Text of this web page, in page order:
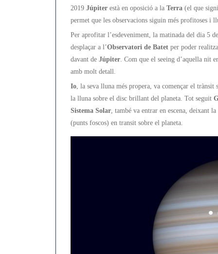
2019 Júpiter està en oposició a la Terra (el que
permet que les observacions siguin més profitoses i
Per aprofitar l’esdeveniment, la matinada del dia 5
desplaçar a l’Observatori de Batet per poder
davant de Júpiter. Com que el seeing d’aquella nit
amb molt detall.
Io, la seva lluna més propera, va començar el
la lluna sobre el disc brillant del planeta. Tot seguit
Sistema Solar, també va entrar en escena, deixant
(punts foscos) en transit sobre el planeta.